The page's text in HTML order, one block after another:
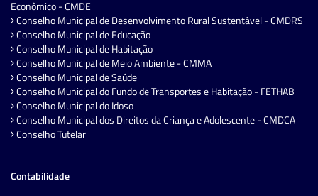
Econômico - CMDE
Conselho Municipal de Desenvolvimento Rural Sustentável - CMDRS
Conselho Municipal de Educação
Conselho Municipal de Habitação
Conselho Municipal de Meio Ambiente - CMMA
Conselho Municipal de Saúde
Conselho Municipal do Fundo de Transportes e Habitação - FETHAB
Conselho Municipal do Idoso
Conselho Municipal dos Direitos da Criança e Adolescente - CMDCA
Conselho Tutelar
Contabilidade